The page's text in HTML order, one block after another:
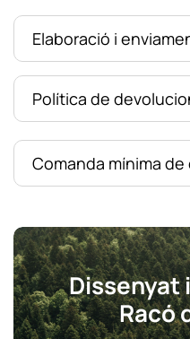
Elaboració i
Política de
Comanda mínima de
Dissenyat
Racó